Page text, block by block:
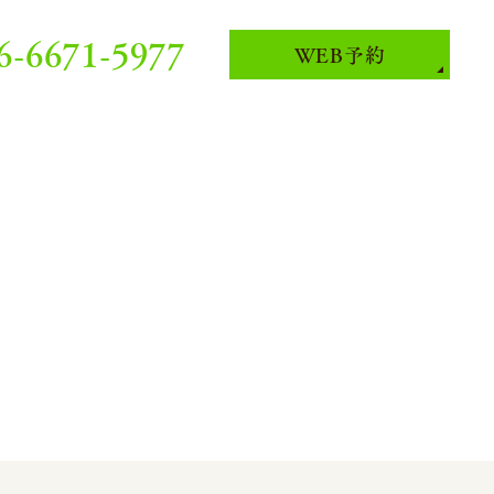
6671-5977 WEB予約